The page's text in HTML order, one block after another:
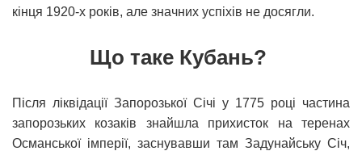
кінця 1920-х років, але значних успіхів не досягли.
Що таке Кубань?
Після ліквідації Запорозької Січі у 1775 році частина
запорозьких козаків знайшла прихисток на теренах
Османської імперії, заснувавши там Задунайську Січ,